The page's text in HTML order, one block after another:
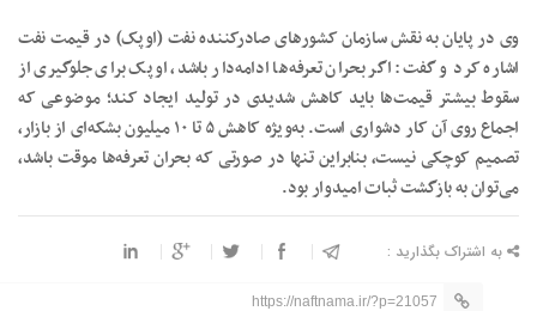
وی در پایان به نقش سازمان کشورهای صادرکننده نفت (اوپک) در قیمت نفت
اشاره کرد و گفت: اگر بحران تعرفه‌ها ادامه‌دار باشد، اوپک برای جلوگیری از
سقوط بیشتر قیمت‌ها باید کاهش شدیدی در تولید ایجاد کند؛ موضوعی که
اجماع روی آن کار دشواری است. به‌ویژه کاهش ۵ تا ۱۰ میلیون بشکه‌ای از بازار،
تصمیم کوچکی نیست، بنابراین تنها در صورتی که بحران تعرفه‌ها موقت باشد،
می‌توان به بازگشت ثبات امیدوار بود.
به اشتراک بگذارید :
https://naftnama.ir/?p=21057